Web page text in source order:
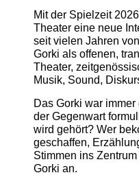
Mit der Spielzeit
Theater eine neue
seit vielen Jahren
Gorki als offenen,
Theater,
Musik, Sound,
Das Gorki war
der Gegenwart
wird gehört? Wer
geschaffen,
Stimmen ins
Gorki an.